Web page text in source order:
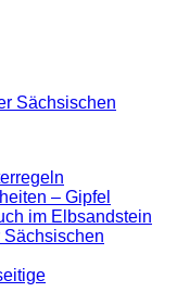
Sächsischen
– Gipfel
im Elbsandstein
Sächsischen